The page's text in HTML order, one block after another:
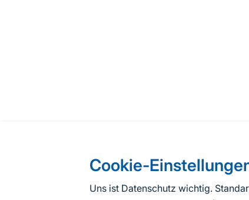
Cookie-
Uns ist Datenschutz wichtig.